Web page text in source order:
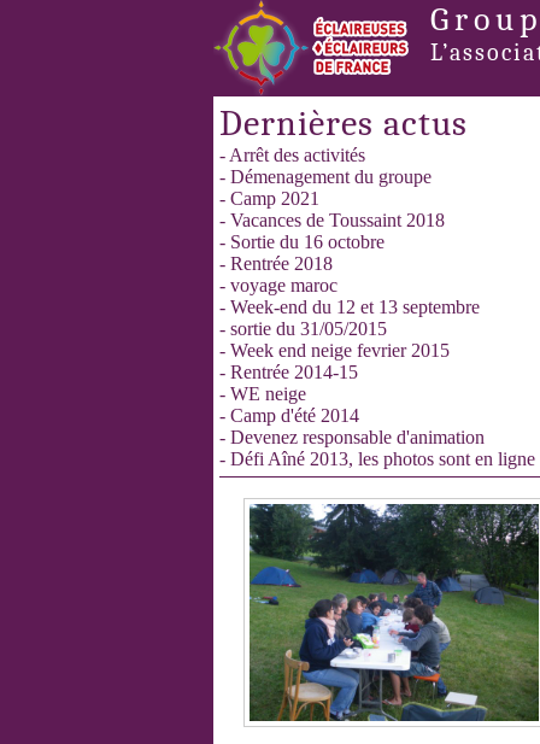
Dernières actus
- Arrêt des activités
- Démenagement du groupe
- Camp 2021
- Vacances de Toussaint 2018
- Sortie du 16 octobre
- Rentrée 2018
- voyage maroc
- Week-end du 12 et 13 septembre
- sortie du 31/05/2015
- Week end neige fevrier 2015
- Rentrée 2014-15
- WE neige
- Camp d'été 2014
- Devenez responsable d'animation
- Défi Aîné 2013, les photos sont en ligne